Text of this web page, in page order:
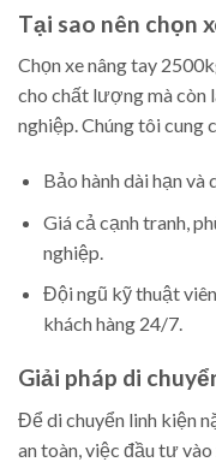
Tại sao nên chọn
Chọn xe nâng tay
cho chất lượng mà còn
nghiệp. Chúng tôi cung
Bảo hành dài hạn và
Giá cả cạnh tranh,
nghiệp.
Đội ngũ kỹ thuật
khách hàng 24/7.
Giải pháp di
Để di chuyển linh kiện
an toàn, việc đầu tư